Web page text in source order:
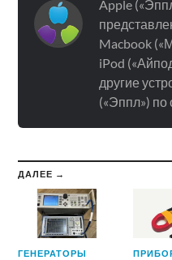
Apple
Macbook
iPod
другие
(«Эппл»)
ДАЛЕЕ →
ГЕНЕРАТОРЫ